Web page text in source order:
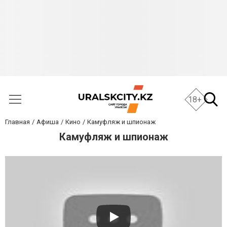
18+
Главная Афиша Кино Камуфляж и шпионаж
Камуфляж и шпионаж